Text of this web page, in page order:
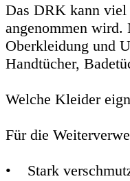
Das DRK kann viel
angenommen wird.
Oberkleidung und
Handtücher,
Welche Kleider
Für die
• Stark